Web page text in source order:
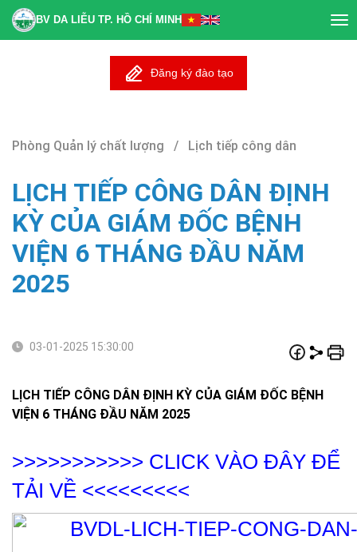
BV DA LIỄU TP. HỒ CHÍ MINH
Đăng ký đào tạo
Phòng Quản lý chất lượng / Lịch tiếp công dân
LỊCH TIẾP CÔNG DÂN ĐỊNH
KỲ CỦA GIÁM ĐỐC BỆNH
VIỆN 6 THÁNG ĐẦU NĂM
2025
03-01-2025 15:30:00
LỊCH TIẾP CÔNG DÂN ĐỊNH KỲ CỦA GIÁM ĐỐC BỆNH
VIỆN 6 THÁNG ĐẦU NĂM 2025
>>>>>>>>>>> CLICK VÀO ĐÂY ĐỂ
TẢI VỀ <<<<<<<<<